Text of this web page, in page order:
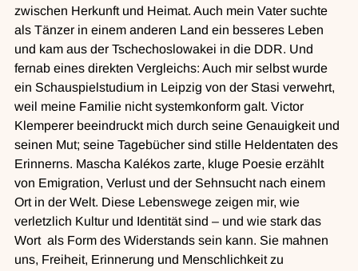
zwischen Herkunft und Heimat. Auch mein Vater suchte
als Tänzer in einem anderen Land ein besseres Leben
und kam aus der Tschechoslowakei in die DDR. Und
fernab eines direkten Vergleichs: Auch mir selbst wurde
ein Schauspielstudium in Leipzig von der Stasi verwehrt,
weil meine Familie nicht systemkonform galt. Victor
Klemperer beeindruckt mich durch seine Genauigkeit und
seinen Mut; seine Tagebücher sind stille Heldentaten des
Erinnerns. Mascha Kalékos zarte, kluge Poesie erzählt
von Emigration, Verlust und der Sehnsucht nach einem
Ort in der Welt. Diese Lebenswege zeigen mir, wie
verletzlich Kultur und Identität sind – und wie stark das
Wort  als Form des Widerstands sein kann. Sie mahnen
uns, Freiheit, Erinnerung und Menschlichkeit zu